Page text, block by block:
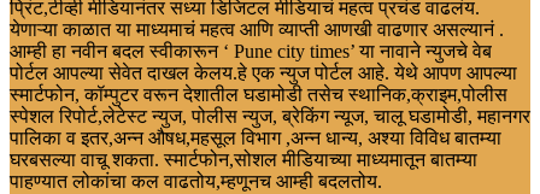
प्रिंट,टीव्ही मीडियानंतर सध्या डिजिटल मीडियाचं महत्व प्रचंड वाढलंय.
येणाऱ्या काळात या माध्यमाचं महत्व आणि व्याप्ती आणखी वाढणार असल्यानं .
आम्ही हा नवीन बदल स्वीकारून ‘ Pune city times’ या नावाने न्युजचे वेब
पोर्टल आपल्या सेवेत दाखल केलय.हे एक न्युज पोर्टल आहे. येथे आपण आपल्या
स्मार्टफोन, कॉम्पुटर वरून देशातील घडामोडी तसेच स्थानिक,क्राइम,पोलीस
स्पेशल रिपोर्ट,लेटेस्ट न्युज, पोलीस न्युज, ब्रेकिंग न्यूज, चालू घडामोडी, महानगर
पालिका व इतर,अन्न औषध,महसूल विभाग ,अन्न धान्य, अश्या विविध बातम्या
घरबसल्या वाचू शकता. स्मार्टफोन,सोशल मीडियाच्या माध्यमातून बातम्या
पाहण्यात लोकांचा कल वाढतोय,म्हणूनच आम्ही बदलतोय.